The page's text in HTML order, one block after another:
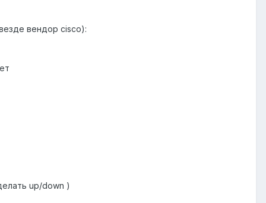
вендор cisco):
up/down )